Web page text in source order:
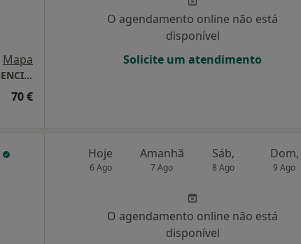
Mapa
Consultório privado - consultas ONLINE / PRESENCIAL - SEIXAL
70 €
O agendamento online não está
disponível
Solicite um atendimento
Hoje
6 Ago
Amanhã
7 Ago
Sáb,
8 Ago
Dom,
9 Ago
O agendamento online não está
disponível